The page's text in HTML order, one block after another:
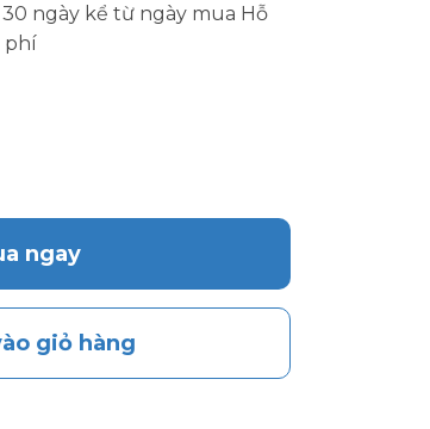
ngày kể từ ngày mua Hỗ
phí
ngay
giỏ hàng